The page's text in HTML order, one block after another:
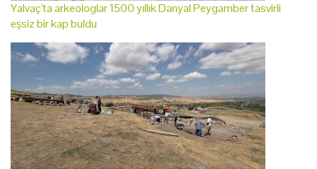
Yalvaç'ta arkeologlar 1500 yıllık Danyal Peygamber tasvirli
eşsiz bir kap buldu